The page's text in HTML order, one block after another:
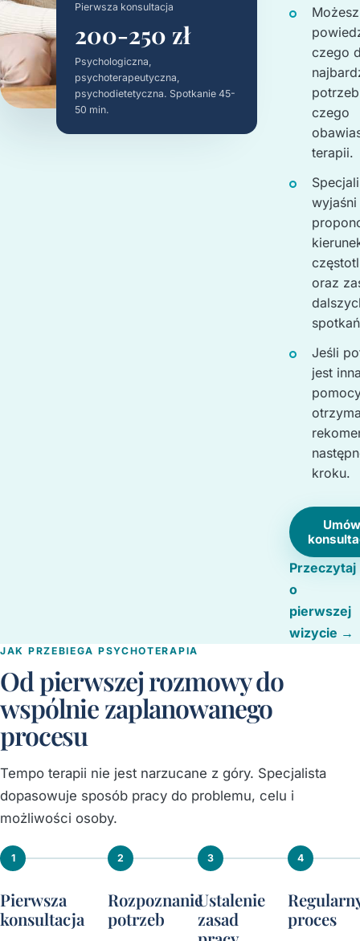
Pierwsza konsultacja
200-250 zł
Psychologiczna,
psychoterapeutyczna,
psychodietetyczna. Spotkanie 45-
50 min.
Możesz
czego
czego
terapii.
wyjaśni
oraz
Jeśli
jest
kroku.
Przeczytaj
o
pierwszej
wizycie →
JAK PRZEBIEGA PSYCHOTERAPIA
Od pierwszej rozmowy do
wspólnie zaplanowanego
procesu
Tempo terapii nie jest narzucane z góry. Specjalista
dopasowuje sposób pracy do problemu, celu i
możliwości osoby.
1
Pierwsza
konsultacja
2
Rozpoznanie
potrzeb
3
Ustalenie
zasad
4
proces